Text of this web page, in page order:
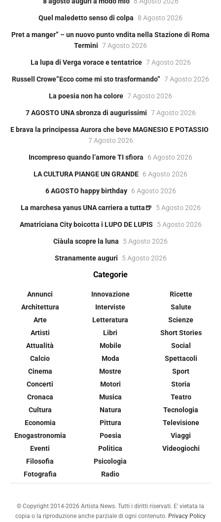
Quel maledetto senso di colpa 8 Agosto 2026
Pret a manger” – un nuovo punto vndita nella Stazione di Roma
Termini 7 Agosto 2026
La lupa di Verga vorace e tentatrice 7 Agosto 2026
Russell Crowe”Ecco come mi sto trasformando” 7 Agosto 2026
La poesia non ha colore 7 Agosto 2026
7 AGOSTO UNA sbronza di augurissimi 7 Agosto 2026
E brava la principessa Aurora che beve MAGNESIO E POTASSIO
7 Agosto 2026
Incompreso quando l’amore TI sfiora 6 Agosto 2026
LA CULTURA PIANGE UN GRANDE 6 Agosto 2026
6 AGOSTO happy birthday 6 Agosto 2026
La marchesa yanus UNA carriera a tutta🍺 5 Agosto 2026
Amatriciana City boicotta i LUPO DE LUPIS 5 Agosto 2026
Ciàula scopre la luna 5 Agosto 2026
Stranamente auguri 5 Agosto 2026
Categorie
Annunci
Architettura
Arte
Artisti
Attualità
Calcio
Cinema
Concerti
Cronaca
Cultura
Economia
Enogastronomia
Eventi
Filosofia
Fotografia
Innovazione
Interviste
Letteratura
Libri
Mobile
Moda
Mostre
Motori
Musica
Natura
Pittura
Poesia
Politica
Psicologia
Radio
Ricette
Salute
Scienze
Short Stories
Social
Spettacoli
Sport
Storia
Teatro
Tecnologia
Televisione
Viaggi
Videogiochi
© Copyright 2014-2026 Artista News. Tutti i diritti riservati. E' vietata la
copia o la riproduzione anche parziale di ogni contenuto. Privacy Policy